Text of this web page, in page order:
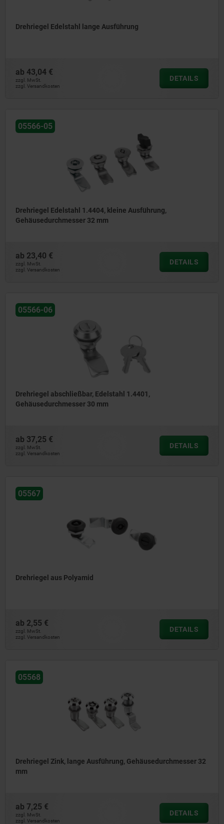
Drehriegel Edelstahl lange Ausführung
ab 43,04 €
zzgl. MwSt.
zzgl. Versandkosten
DETAILS
05566-05
Drehriegel Edelstahl 1.4404, kleine Ausführung,
Gehäusedurchmesser 32 mm
ab 23,40 €
zzgl. MwSt.
zzgl. Versandkosten
DETAILS
05566-06
Drehriegel abschließbar, Edelstahl 1.4401,
Gehäusedurchmesser 30 mm
ab 37,25 €
zzgl. MwSt.
zzgl. Versandkosten
DETAILS
05567
Drehriegel aus Polyamid
ab 2,55 €
zzgl. MwSt.
zzgl. Versandkosten
DETAILS
05568
Drehriegel Zink, lange Ausführung, Gehäusedurchmesser 32
mm
ab 7,25 €
zzgl. MwSt.
zzgl. Versandkosten
DETAILS